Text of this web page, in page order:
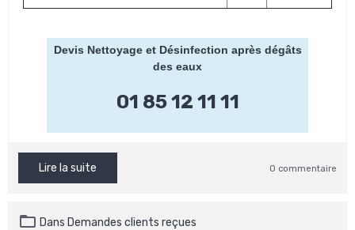
Devis Nettoyage et Désinfection après dégâts
des eaux
01 85 12 11 11
Lire la suite 0 commentaire
Dans Demandes clients reçues